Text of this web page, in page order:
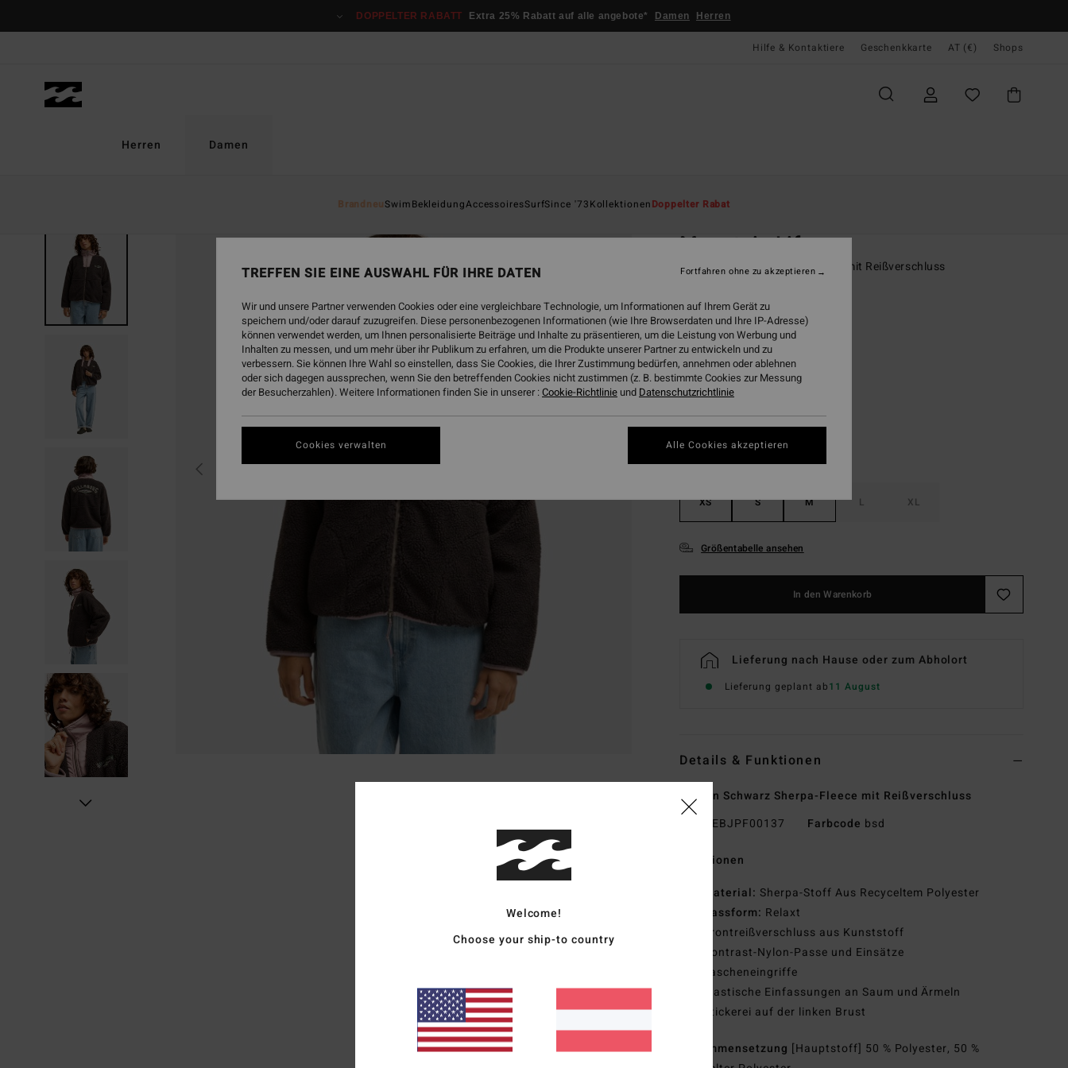
DOPPELTER RABATT Extra 25% Rabatt auf alle angebote* Damen Herren
Hilfe & Kontaktiere Geschenkkarte AT (€) Shops
Herren Damen
BrandneuSwimBekleidungAccessoiresSurfSince '73KollektionenDoppelter Rabat
Mountain Life
Frauen Schwarz Sherpa-Fleece mit Reißverschluss
ECO-BONUS
€ 95,95
FarbeBlack Sands
XS S M L XL
Größentabelle ansehen
In den Warenkorb
Lieferung nach Hause oder zum Abholort
Lieferung geplant ab11 August
Details & Funktionen
Frauen Schwarz Sherpa-Fleece mit Reißverschluss
EBJPF00137 Farbcode bsd
Funktionen
Material: Sherpa-Stoff Aus Recyceltem Polyester
Passform: Relaxt
Frontreißverschluss aus Kunststoff
Kontrast-Nylon-Passe und Einsätze
Tascheneingriffe
Elastische Einfassungen an Saum und Ärmeln
Stickerei auf der linken Brust
Zusammensetzung [Hauptstoff] 50 % Polyester, 50 %
Welcome!
Choose your ship-to country
TREFFEN SIE EINE AUSWAHL FÜR IHRE DATEN
Wir und unsere Partner verwenden Cookies oder eine vergleichbare Technologie, um Informationen auf Ihrem Gerät zu
speichern und/oder darauf zuzugreifen. Diese personenbezogenen Informationen (wie Ihre Browserdaten und Ihre IP-Adresse)
können verwendet werden, um Ihnen personalisierte Beiträge und Inhalte zu präsentieren, um die Leistung von Werbung und
Inhalten zu messen, und um mehr über ihr Publikum zu erfahren, um die Produkte unserer Partner zu entwickeln und zu
verbessern. Sie können Ihre Wahl so einstellen, dass Sie Cookies, die Ihrer Zustimmung bedürfen, annehmen oder ablehnen
oder sich dagegen aussprechen, wenn Sie den betreffenden Cookies nicht zustimmen (z. B. bestimmte Cookies zur Messung
der Besucherzahlen). Weitere Informationen finden Sie in unserer :Cookie-Richtlinie und Datenschutzrichtlinie
Cookies verwalten
Fortfahren ohne zu akzeptieren
Alle Cookies akzeptieren